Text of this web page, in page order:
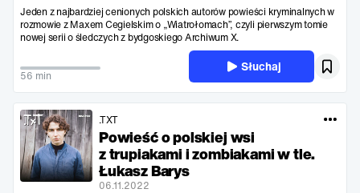
Jeden z najbardziej cenionych polskich autorów powieści kryminalnych w
rozmowie z Maxem Cegielskim o „Wiatrołomach”, czyli pierwszym tomie
nowej serii o śledczych z bydgoskiego Archiwum X.
56 min
Słuchaj
.TXT
Powieść o polskiej wsi
z trupiakami i zombiakami w tle.
Łukasz Barys
06.11.2022